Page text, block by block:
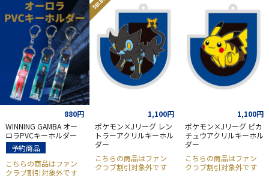
880円
WINNING GAMBA オー
ロラPVCキーホルダー
予約商品
こちらの商品はファン
クラブ割引対象外です
1,100円
ポケモン×Jリーグ レン
トラーアクリルキーホル
ダー
こちらの商品はファン
クラブ割引対象外です
1,100円
ポケモン×Jリーグ ピカ
チュウアクリルキーホル
ダー
こちらの商品はファン
クラブ割引対象外です